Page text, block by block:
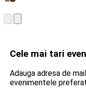
Cele mai tari
Adauga adresa de
evenimentele